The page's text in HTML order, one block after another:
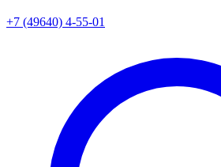
+7 (49640) 4-55-01